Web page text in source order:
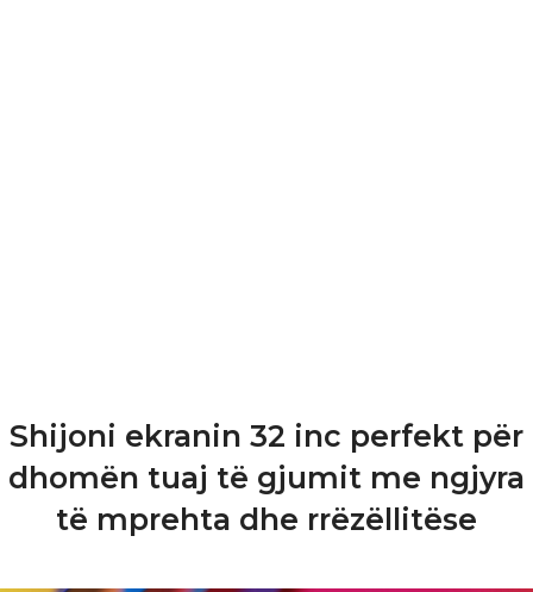
Shijoni ekranin 32 inc perfekt për
dhomën tuaj të gjumit me ngjyra
të mprehta dhe rrëzëllitëse